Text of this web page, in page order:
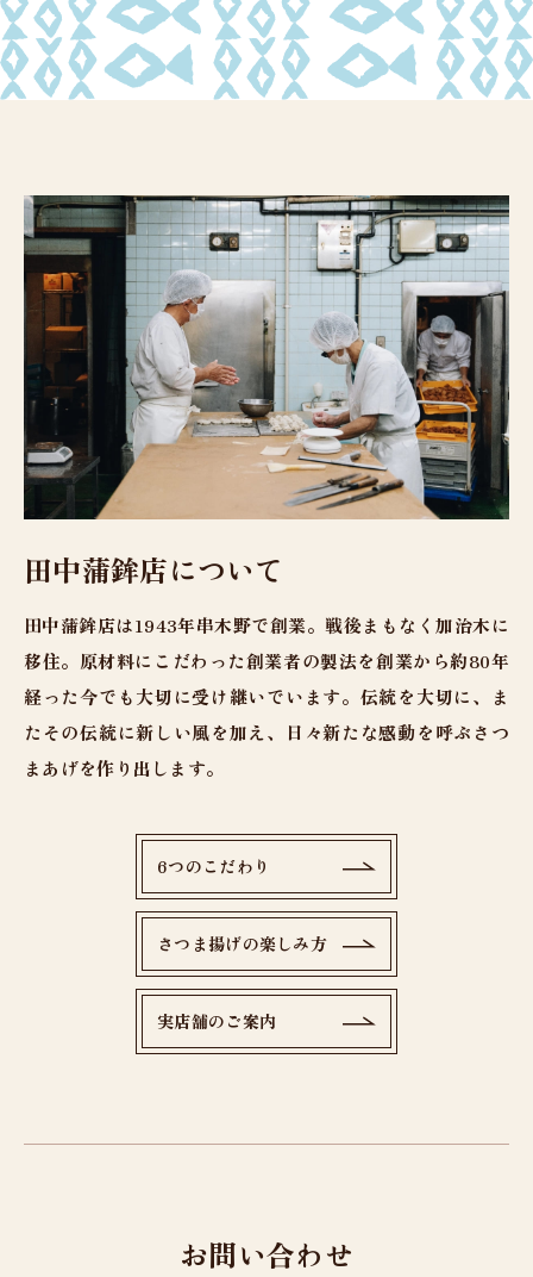
田中蒲鉾店について
田中蒲鉾店は1943年串木野で創業。戦後まもなく加治木に
移住。原材料にこだわった創業者の製法を創業から約80年
経った今でも大切に受け継いでいます。伝統を大切に、ま
たその伝統に新しい風を加え、日々新たな感動を呼ぶさつ
まあげを作り出します。
6つのこだわり
さつま揚げの楽しみ方
実店舗のご案内
お問い合わせ